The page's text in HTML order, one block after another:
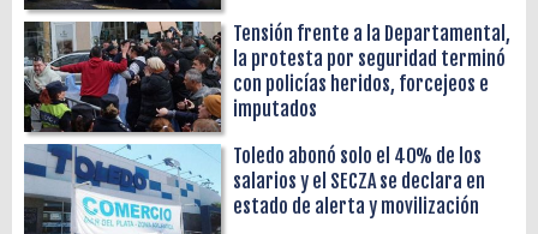
Tensión frente a la Departamental,
la protesta por seguridad terminó
con policías heridos, forcejeos e
imputados
Toledo abonó solo el 40% de los
salarios y el SECZA se declara en
estado de alerta y movilización